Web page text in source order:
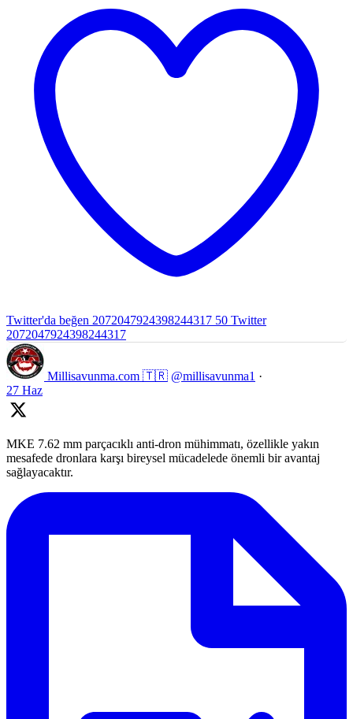
Twitter'da beğen 2072047924398244317 50 Twitter
2072047924398244317
Millisavunma.com 🇹🇷 @millisavunma1 ·
27 Haz
MKE 7.62 mm parçacıklı anti-dron mühimmatı, özellikle yakın
mesafede dronlara karşı bireysel mücadelede önemli bir avantaj
sağlayacaktır.